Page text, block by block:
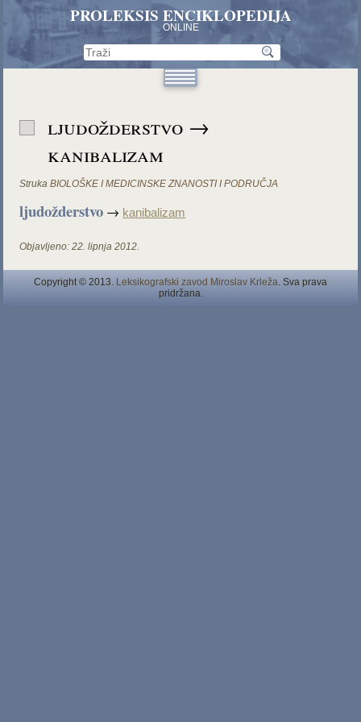
PROLEKSIS ENCIKLOPEDIJA
ONLINE
ljudožderstvo →
kanibalizam
Struka BIOLOŠKE I MEDICINSKE ZNANOSTI I PODRUČJA
ljudožderstvo → kanibalizam
Objavljeno: 22. lipnja 2012.
Copyright © 2013. Leksikografski zavod Miroslav Krleža. Sva prava
pridržana.